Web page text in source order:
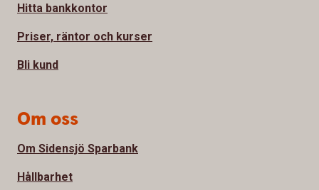
Hitta bankkontor
Priser, räntor och kurser
Bli kund
Om oss
Om Sidensjö Sparbank
Hållbarhet